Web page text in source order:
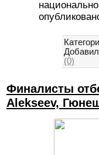
(0)
Финалисты
Alekseev,